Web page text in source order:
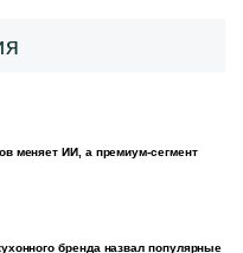
меняет ИИ, а премиум-сегмент
бренда назвал популярные